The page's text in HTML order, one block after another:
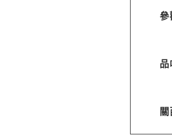
參